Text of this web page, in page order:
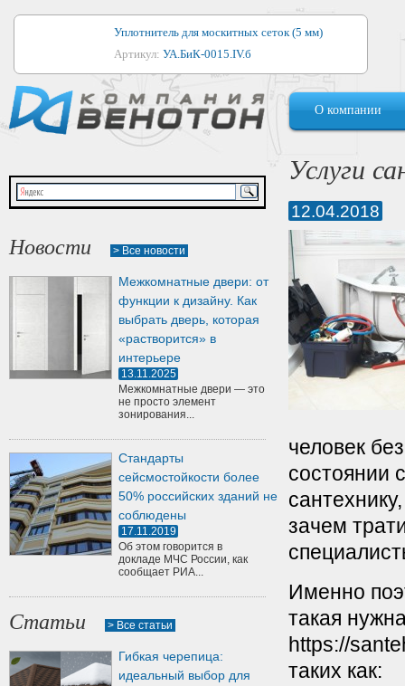
Уплотнитель для москитных сеток (5 мм)
Артикул: УА.БиК-0015.IV.б
Уплотнитель для алюминиевых окон
Артикул:1044
Уплотнитель для деревянных окон
Артикул:УМ.БиК-0062.IV.б
Уплотнитель лоджиевый для (4, 5, 6 мм)
Уплотнитель для деревянных дверей
Артикул:
О компании
Новости > Все новости
Межкомнатные двери: от
функции к дизайну. Как
выбрать дверь, которая
«растворится» в
интерьере
13.11.2025
Межкомнатные двери — это
не просто элемент
зонирования...
Стандарты
сейсмостойкости более
50% российских зданий не
соблюдены
17.11.2019
Об этом говорится в
докладе МЧС России, как
сообщает РИА...
Статьи > Все статьи
Гибкая черепица:
идеальный выбор для
Услуги
12.04.2018
человек
состоянии
зачем
Именно
такая
https://
таких как: